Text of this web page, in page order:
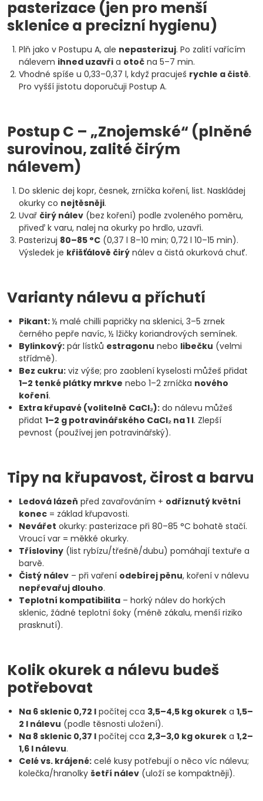
pasterizace (jen pro menší
sklenice a precizní hygienu)
Plň jako v Postupu A, ale nepasterizuj. Po zalití vařícím
nálevem ihned uzavři a otoč na 5–7 min.
Vhodné spíše u 0,33–0,37 l, když pracuješ rychle a čistě.
Pro vyšší jistotu doporučuji Postup A.
Postup C – „Znojemské“ (plněné
surovinou, zalité čirým
nálevem)
Do sklenic dej kopr, česnek, zrníčka koření, list. Naskládej
okurky co nejtěsněji.
Uvař čirý nálev (bez koření) podle zvoleného poměru,
přiveď k varu, nalej na okurky po hrdlo, uzavři.
Pasterizuj 80–85 °C (0,37 l 8–10 min; 0,72 l 10–15 min).
Výsledek je křišťálově čirý nálev a čistá okurková chuť.
Varianty nálevu a příchutí
Pikant: ½ malé chilli papričky na sklenici, 3–5 zrnek
černého pepře navíc, ½ lžičky koriandrových semínek.
Bylinkový: pár lístků estragonu nebo libečku (velmi
střídmě).
Bez cukru: viz výše; pro zaoblení kyselosti můžeš přidat
1–2 tenké plátky mrkve nebo 1–2 zrníčka nového
koření.
Extra křupavé (volitelně CaCl₂): do nálevu můžeš
přidat 1–2 g potravinářského CaCl₂ na 1 l. Zlepší
pevnost (používej jen potravinářský).
Tipy na křupavost, čirost a barvu
Ledová lázeň před zavařováním + odříznutý květní
konec = základ křupavosti.
Nevářet okurky: pasterizace při 80–85 °C bohatě stačí.
Vroucí var = měkké okurky.
Třísloviny (list rybízu/třešně/dubu) pomáhají textuře a
barvě.
Čistý nálev – při vaření odebírej pěnu, koření v nálevu
nepřevařuj dlouho.
Teplotní kompatibilita – horký nálev do horkých
sklenic, žádné teplotní šoky (méně zákalu, menší riziko
prasknutí).
Kolik okurek a nálevu budeš
potřebovat
Na 6 sklenic 0,72 l počítej cca 3,5–4,5 kg okurek a 1,5–
2 l nálevu (podle těsnosti uložení).
Na 8 sklenic 0,37 l počítej cca 2,3–3,0 kg okurek a 1,2–
1,6 l nálevu.
Celé vs. krájené: celé kusy potřebují o něco víc nálevu;
kolečka/hranolky šetří nálev (uloží se kompaktněji).